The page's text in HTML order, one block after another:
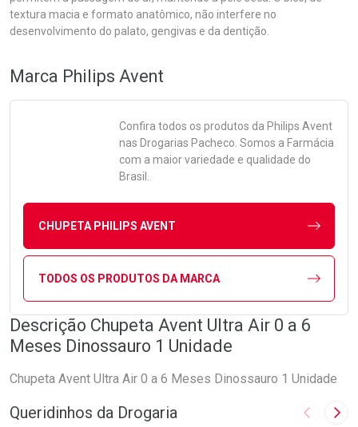
textura macia e formato anatômico, não interfere no
desenvolvimento do palato, gengivas e da dentição.
Marca Philips Avent
Confira todos os produtos da Philips Avent
nas Drogarias Pacheco. Somos a Farmácia
com a maior variedade e qualidade do
Brasil.
CHUPETA PHILIPS AVENT
TODOS OS PRODUTOS DA MARCA
Descrição Chupeta Avent Ultra Air 0 a 6
Meses Dinossauro 1 Unidade
Chupeta Avent Ultra Air 0 a 6 Meses Dinossauro 1 Unidade
Queridinhos da Drogaria Imagem